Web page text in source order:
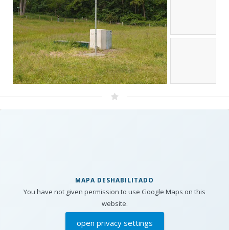
MAPA DESHABILITADO
You have not given permission to use Google Maps on this
website.
open privacy settings